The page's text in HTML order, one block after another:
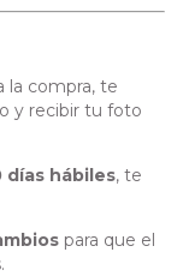
la compra, te
y recibir tu foto
días hábiles, te
para que el